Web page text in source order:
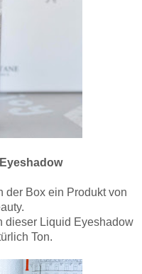
der Box ein Produkt von
dieser Liquid Eyeshadow
Ton.